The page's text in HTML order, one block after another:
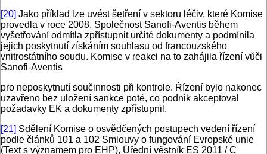
[20] Jako příklad lze uvést šetření v sektoru léčiv, které Komise
provedla v roce 2008. Společnost Sanofi-Aventis během
vyšetřování odmítla zpřístupnit určité dokumenty a podmínila
jejich poskytnutí získáním souhlasu od francouzského
vnitrostátního soudu. Komise v reakci na to zahájila řízení vůči
Sanofi-Aventis
pro neposkytnutí součinnosti při kontrole. Řízení bylo nakonec
uzavřeno bez uložení sankce poté, co podnik akceptoval
požadavky EK a dokumenty zpřístupnil.
[21] Sdělení Komise o osvědčených postupech vedení řízení
podle článků 101 a 102 Smlouvy o fungování Evropské unie
(Text s významem pro EHP), Úřední věstník ES 2011 / C